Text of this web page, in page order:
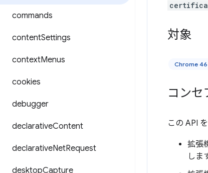
commands
contentSettings
contextMenus
cookies
debugger
declarativeContent
declarativeNetRequest
desktopCapture
対象
Chrome 46
コンセ
この API
拡張
しま